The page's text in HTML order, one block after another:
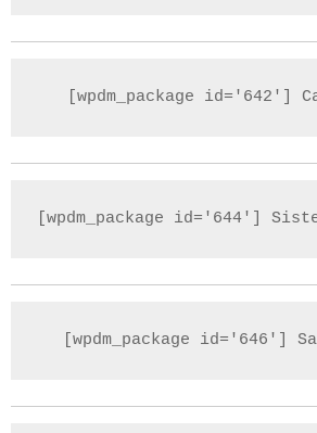
[wpdm_package id='642']
[wpdm_package id='644']
[wpdm_package id='646']